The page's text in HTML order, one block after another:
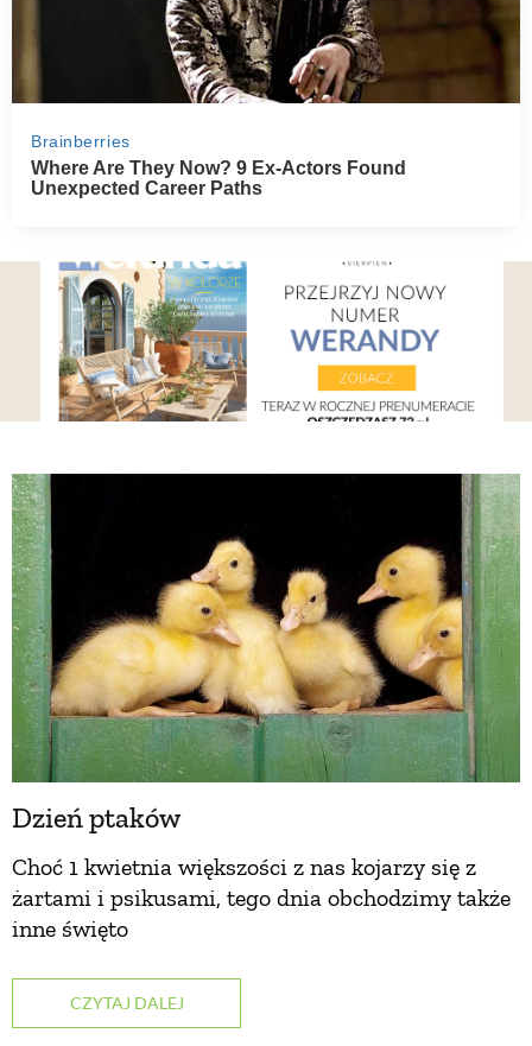
Dzień ptaków
Choć 1 kwietnia większości z nas kojarzy się z
żartami i psikusami, tego dnia obchodzimy także
inne święto
CZYTAJ DALEJ